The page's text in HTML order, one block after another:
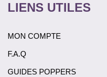
LIENS UTILES
MON COMPTE
F.A.Q
GUIDES POPPERS